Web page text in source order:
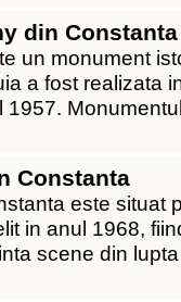
din Constanta
un monument
a fost realizata
Constanta
este situat
in anul 1968,
scene din